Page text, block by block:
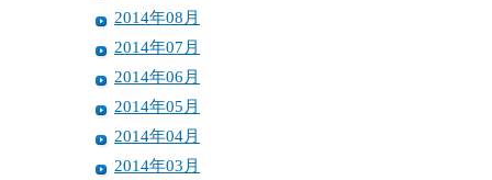
2014年08月
2014年07月
2014年06月
2014年05月
2014年04月
2014年03月